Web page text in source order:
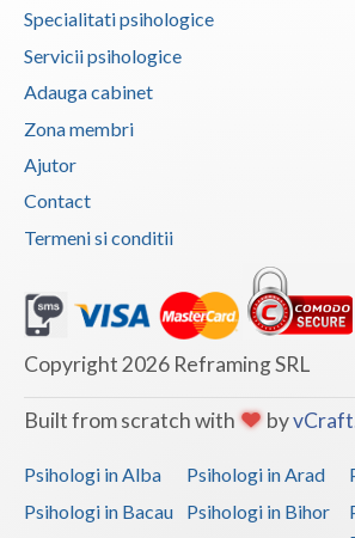
Vaslui
Vrancea
Specialitati psihologice
Servicii psihologice
Adauga cabinet
Zona membri
Ajutor
Contact
Termeni si conditii
Copyright 2026 Reframing SRL
Built from scratch with by
Psihologi in Alba Psihologi in Arad
Psihologi in Bacau
Psihologi in Bihor